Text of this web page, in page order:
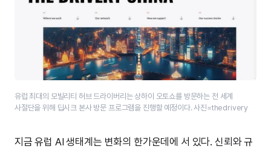
유럽 최대의 모빌리티 허브 드라이버리는 상하이 오토쇼를 방문하는 전 세계
사절단을 위해 딥시크 본사 방문 프로그램을 진행할 예정이다. 사진=thedrivery
지금 유럽 AI 생태계는 변화의 한가운데에 서 있다. 신뢰와 규